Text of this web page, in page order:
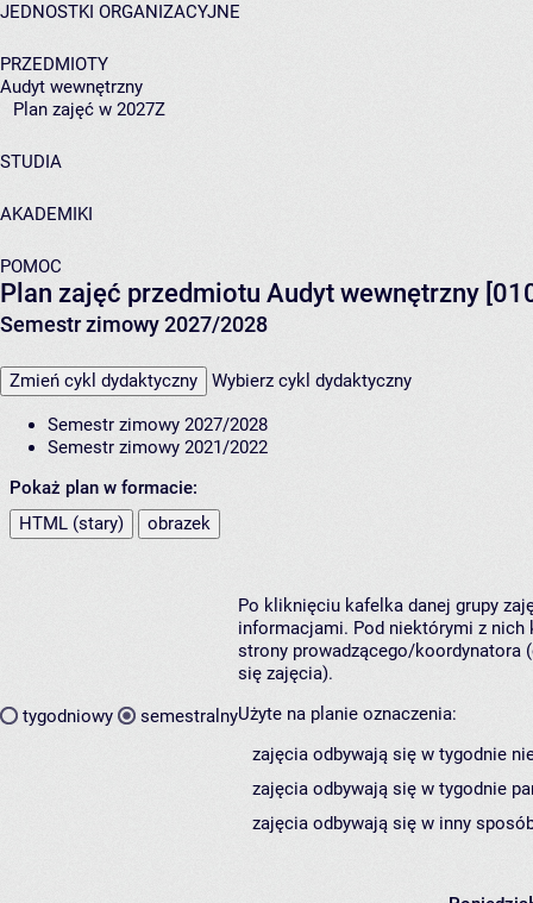
JEDNOSTKI ORGANIZACYJNE
PRZEDMIOTY
Audyt wewnętrzny
Plan zajęć w 2027Z
STUDIA
AKADEMIKI
POMOC
Plan zajęć przedmiotu Audyt wewnętrzny
Semestr zimowy 2027/2028
Zmień cykl dydaktyczny Wybierz cykl dydaktyczny
Semestr zimowy 2027/2028
Semestr zimowy 2021/2022
Pokaż plan w formacie:
HTML (stary)
obrazek
tygodniowy semestralny
Po kliknięciu kafelka danej grupy
informacjami. Pod niektórymi z nich
strony prowadzącego/koordynatora
się zajęcia).
Użyte na planie oznaczenia:
zajęcia odbywają się w tygodnie
zajęcia odbywają się w tygodnie
zajęcia odbywają się w inny